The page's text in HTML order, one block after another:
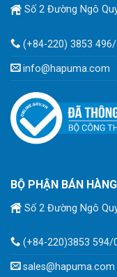
Số 2 Đường Ngô
(+84-220) 3853
info@hapuma.com
BỘ PHẬN BÁN HÀNG
Số 2 Đường Ngô
(+84-220)3853 594/
sales@hapuma.com